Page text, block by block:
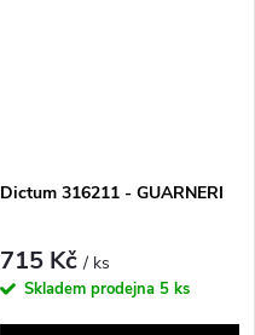
Dictum 316211 - GUARNERI
715 Kč/ ks
Skladem prodejna 5 ks